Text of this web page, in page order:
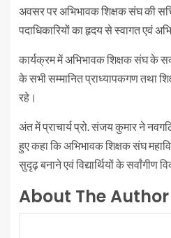
अवसर पर अभिभावक शिक्षक संघ की
पदाधिकारियों का हृदय से स्वागत एवं
कार्यक्रम में अभिभावक शिक्षक संघ के
के सभी सम्मानित प्राध्यापकगण तथा
रहे।
अंत में प्राचार्य प्रो. संजय कुमार ने
हुए कहा कि अभिभावक शिक्षक संघ
सुदृढ़ बनाने एवं विद्यार्थियों के सर्वांगीण
About The Author